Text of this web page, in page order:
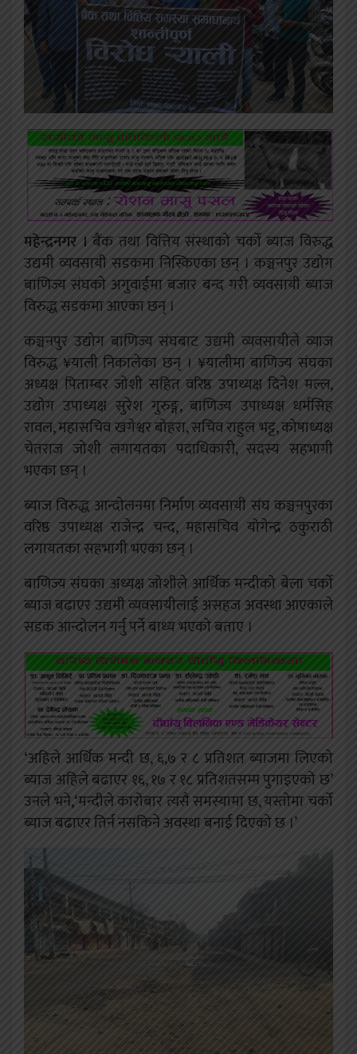
महेन्द्रनगर । बैंक तथा वित्तिय संस्थाको चर्को ब्याज विरुद्ध
उद्यमी व्यवसायी सडकमा निस्किएका छन् । कञ्चनपुर उद्योग
बाणिज्य संघको अगुवाईमा बजार बन्द गरी व्यवसायी ब्याज
विरुद्ध सडकमा आएका छन् ।
कञ्चनपुर उद्योग बाणिज्य संघबाट उद्यमी व्यवसायीले व्याज
विरुद्ध ¥याली निकालेका छन् । ¥यालीमा बाणिज्य संघका
अध्यक्ष पिताम्बर जोशी सहित वरिष्ठ उपाध्यक्ष दिनेश मल्ल,
उद्योग उपाध्यक्ष सुरेश गुरुङ्ग, बाणिज्य उपाध्यक्ष धर्मसिह
रावल, महासचिव खगेश्वर बोहरा, सचिव राहुल भट्ट, कोषाध्यक्ष
चेतराज जोशी लगायतका पदाधिकारी, सदस्य सहभागी
भएका छन् ।
ब्याज विरुद्ध आन्दोलनमा निर्माण व्यवसायी संघ कञ्चनपुरका
वरिष्ठ उपाध्यक्ष राजेन्द्र चन्द, महासचिव योगेन्द्र ठकुराठी
लगायतका सहभागी भएका छन् ।
बाणिज्य संघका अध्यक्ष जोशीले आर्थिक मन्दीको बेला चर्को
ब्याज बढाएर उद्यमी व्यवसायीलाई असहज अवस्था आएकाले
सडक आन्दोलन गर्नु पर्ने बाध्य भएको बताए ।
‘अहिले आर्थिक मन्दी छ, ६,७ र ८ प्रतिशत ब्याजमा लिएको
ब्याज अहिले बढाएर १६, १७ र १८ प्रतिशतसम्म पुगाइएको छ’
उनले भने,‘मन्दीले कारोबार त्यसै समस्यामा छ, यस्तोमा चर्को
ब्याज बढाएर तिर्न नसकिने अवस्था बनाई दिएको छ ।’